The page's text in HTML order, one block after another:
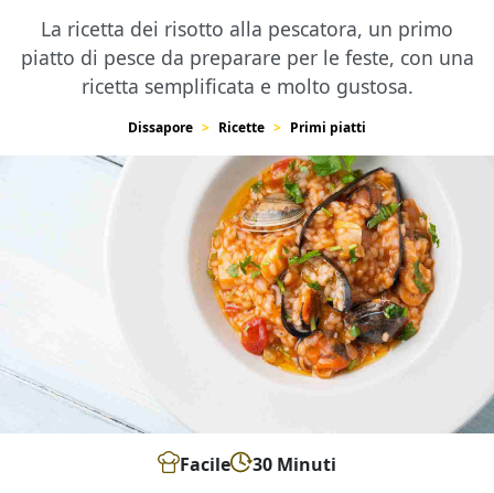
La ricetta dei risotto alla pescatora, un primo
piatto di pesce da preparare per le feste, con una
ricetta semplificata e molto gustosa.
Dissapore Ricette Primi piatti
Facile 30 Minuti